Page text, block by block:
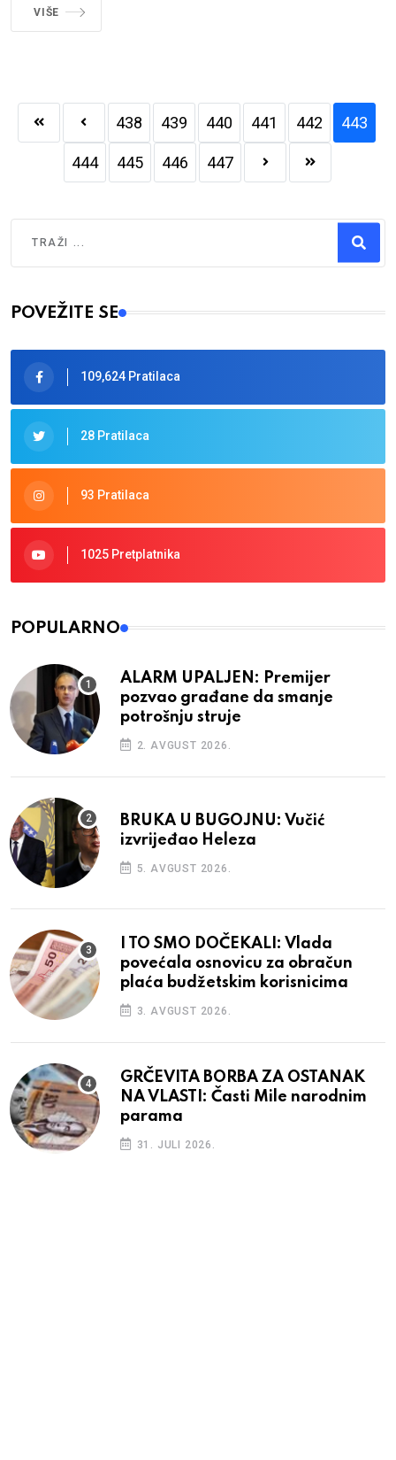
VIŠE
438 439 440 441 442 443
444 445 446 447
Type 2 or more characters for results.
POVEŽITE SE
109,624 Pratilaca
28 Pratilaca
93 Pratilaca
1025 Pretplatnika
POPULARNO
ALARM UPALJEN: Premijer
pozvao građane da smanje
potrošnju struje
2. AVGUST 2026.
BRUKA U BUGOJNU: Vučić
izvrijeđao Heleza
5. AVGUST 2026.
I TO SMO DOČEKALI: Vlada
povećala osnovicu za obračun
plaća budžetskim korisnicima
3. AVGUST 2026.
GRČEVITA BORBA ZA OSTANAK
NA VLASTI: Časti Mile narodnim
parama
31. JULI 2026.